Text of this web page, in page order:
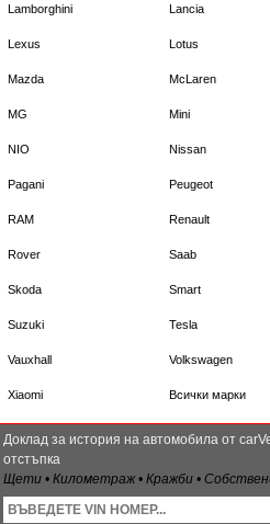
Lamborghini Lancia
Lexus Lotus
Mazda McLaren
MG Mini
NIO Nissan
Pagani Peugeot
RAM Renault
Rover Saab
Skoda Smart
Suzuki Tesla
Vauxhall Volkswagen
Xiaomi Всички марки
Доклад за история на автомобила от
отстъпка
Щети • Километраж • Кражби •